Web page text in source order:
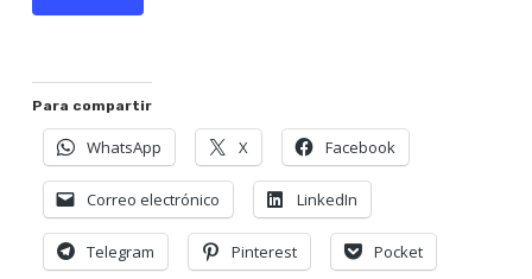
Para compartir
WhatsApp X Facebook
Correo electrónico LinkedIn
Telegram Pinterest Pocket